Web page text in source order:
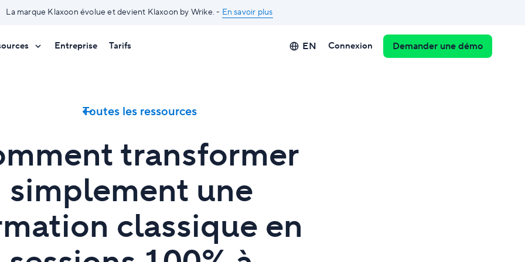
La marque Klaxoon évolue et devient Klaxoon by Wrike. - En savoir plus
Entreprise Tarifs EN Connexion Demander une démo
Toutes les ressources
transformer
simplement une
classique en